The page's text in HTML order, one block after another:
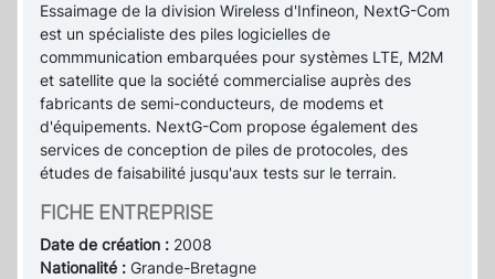
Essaimage de la division Wireless d'Infineon, NextG-Com
est un spécialiste des piles logicielles de
commmunication embarquées pour systèmes LTE, M2M
et satellite que la société commercialise auprès des
fabricants de semi-conducteurs, de modems et
d'équipements. NextG-Com propose également des
services de conception de piles de protocoles, des
études de faisabilité jusqu'aux tests sur le terrain.
FICHE ENTREPRISE
Date de création : 2008
Nationalité : Grande-Bretagne